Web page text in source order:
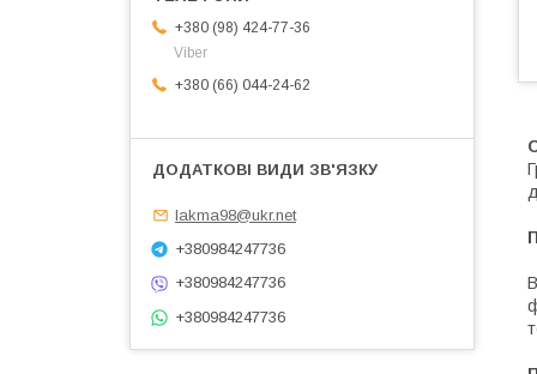
+380 (98) 424-77-36
Viber
+380 (66) 044-24-62
lakma98@ukr.net
+380984247736
+380984247736
+380984247736